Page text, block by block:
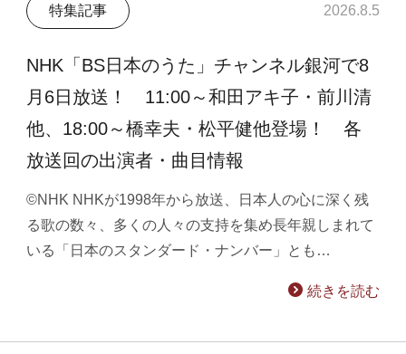
特集記事 2026.8.5
NHK「BS日本のうた」チャンネル銀河で8
月6日放送！ 11:00～和田アキ子・前川清
他、18:00～橋幸夫・松平健他登場！ 各
放送回の出演者・曲目情報
©NHK NHKが1998年から放送、日本人の心に深く残
る歌の数々、多くの人々の支持を集め長年親しまれて
いる「日本のスタンダード・ナンバー」とも…
続きを読む